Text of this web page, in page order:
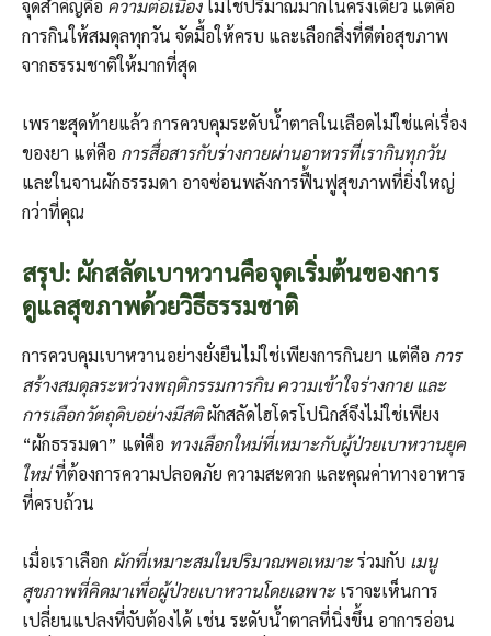
จุดสำคัญคือ ความต่อเนื่องไม่ใช่ปริมาณมากในครั้งเดียว แต่คือ
การกินให้สมดุลทุกวัน จัดมื้อให้ครบ และเลือกสิ่งที่ดีต่อสุขภาพ
จากธรรมชาติให้มากที่สุด
เพราะสุดท้ายแล้ว การควบคุมระดับน้ำตาลในเลือดไม่ใช่แค่เรื่อง
ของยา แต่คือ การสื่อสารกับร่างกายผ่านอาหารที่เรากินทุกวัน
และในจานผักธรรมดา อาจซ่อนพลังการฟื้นฟูสุขภาพที่ยิ่งใหญ่
กว่าที่คุณ
สรุป: ผักสลัดเบาหวานคือจุดเริ่มต้นของการ
ดูแลสุขภาพด้วยวิธีธรรมชาติ
การควบคุมเบาหวานอย่างยั่งยืนไม่ใช่เพียงการกินยา แต่คือ การ
สร้างสมดุลระหว่างพฤติกรรมการกิน ความเข้าใจร่างกาย และ
การเลือกวัตถุดิบอย่างมีสติผักสลัดไฮโดรโปนิกส์จึงไม่ใช่เพียง
“ผักธรรมดา” แต่คือ ทางเลือกใหม่ที่เหมาะกับผู้ป่วยเบาหวานยุค
ใหม่ที่ต้องการความปลอดภัย ความสะดวก และคุณค่าทางอาหาร
ที่ครบถ้วน
เมื่อเราเลือก ผักที่เหมาะสมในปริมาณพอเหมาะร่วมกับ เมนู
สุขภาพที่คิดมาเพื่อผู้ป่วยเบาหวานโดยเฉพาะเราจะเห็นการ
เปลี่ยนแปลงที่จับต้องได้ เช่น ระดับน้ำตาลที่นิ่งขึ้น อาการอ่อน